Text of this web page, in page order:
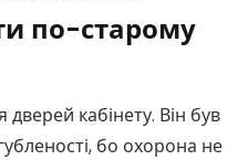
по-старому
дверей кабінету. Він був
бо охорона не